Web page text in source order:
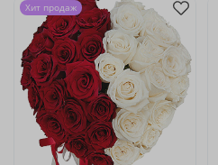
Хит продаж